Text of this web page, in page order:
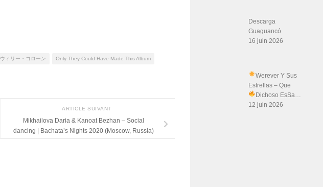
ウィリー・コローン Only They Could Have Made This Album
ARTICLE SUIVANT
Mikhailova Daria & Kanoat Bezhan – Social
dancing | Bachata’s Nights 2020 (Moscow, Russia)
Descarga
Guaguancó
16 juin 2026
Werever Y Sus
Estrellas – Que
Dichoso EsSa…
12 juin 2026